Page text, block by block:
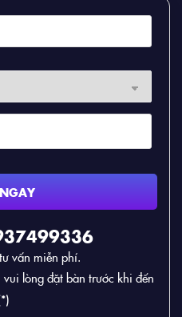
vấn miễn phí.
lòng đặt bàn trước khi đến